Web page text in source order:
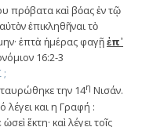
πρόβατα καὶ βόας ἐν τῷ
ἐπικληθῆναι τὸ
ἑπτὰ ἡμέρας φαγῇἐπ᾿
16:2-3
;
την 14η Νισάν.
λέγει και η Γραφή :
ἕκτη· καὶ λέγει τοῖς